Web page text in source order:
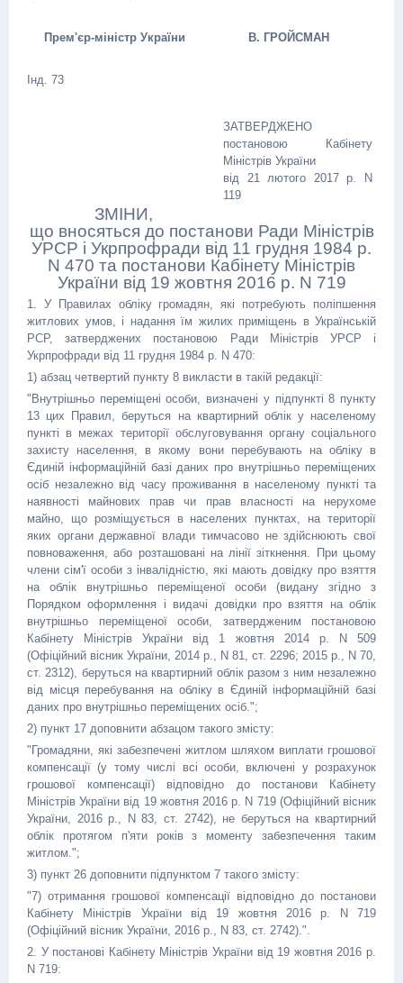
Прем'єр-міністр України В. ГРОЙСМАН
Інд. 73
ЗАТВЕРДЖЕНО
постановою Кабінету
Міністрів України
від 21 лютого 2017 р. N
119
ЗМІНИ,
що вносяться до постанови Ради Міністрів
УРСР і Укрпрофради від 11 грудня 1984 р.
N 470 та постанови Кабінету Міністрів
України від 19 жовтня 2016 р. N 719
1. У Правилах обліку громадян, які потребують поліпшення
житлових умов, і надання їм жилих приміщень в Українській
РСР, затверджених постановою Ради Міністрів УРСР і
Укрпрофради від 11 грудня 1984 р. N 470:
1) абзац четвертий пункту 8 викласти в такій редакції:
"Внутрішньо переміщені особи, визначені у підпункті 8 пункту
13 цих Правил, беруться на квартирний облік у населеному
пункті в межах території обслуговування органу соціального
захисту населення, в якому вони перебувають на обліку в
Єдиній інформаційній базі даних про внутрішньо переміщених
осіб незалежно від часу проживання в населеному пункті та
наявності майнових прав чи прав власності на нерухоме
майно, що розміщується в населених пунктах, на території
яких органи державної влади тимчасово не здійснюють свої
повноваження, або розташовані на лінії зіткнення. При цьому
члени сім'ї особи з інвалідністю, які мають довідку про взяття
на облік внутрішньо переміщеної особи (видану згідно з
Порядком оформлення і видачі довідки про взяття на облік
внутрішньо переміщеної особи, затвердженим постановою
Кабінету Міністрів України від 1 жовтня 2014 р. N 509
(Офіційний вісник України, 2014 р., N 81, ст. 2296; 2015 р., N 70,
ст. 2312), беруться на квартирний облік разом з ним незалежно
від місця перебування на обліку в Єдиній інформаційній базі
даних про внутрішньо переміщених осіб.";
2) пункт 17 доповнити абзацом такого змісту:
"Громадяни, які забезпечені житлом шляхом виплати грошової
компенсації (у тому числі всі особи, включені у розрахунок
грошової компенсації) відповідно до постанови Кабінету
Міністрів України від 19 жовтня 2016 р. N 719 (Офіційний вісник
України, 2016 р., N 83, ст. 2742), не беруться на квартирний
облік протягом п'яти років з моменту забезпечення таким
житлом.";
3) пункт 26 доповнити підпунктом 7 такого змісту:
"7) отримання грошової компенсації відповідно до постанови
Кабінету Міністрів України від 19 жовтня 2016 р. N 719
(Офіційний вісник України, 2016 р., N 83, ст. 2742).".
2. У постанові Кабінету Міністрів України від 19 жовтня 2016 р.
N 719: